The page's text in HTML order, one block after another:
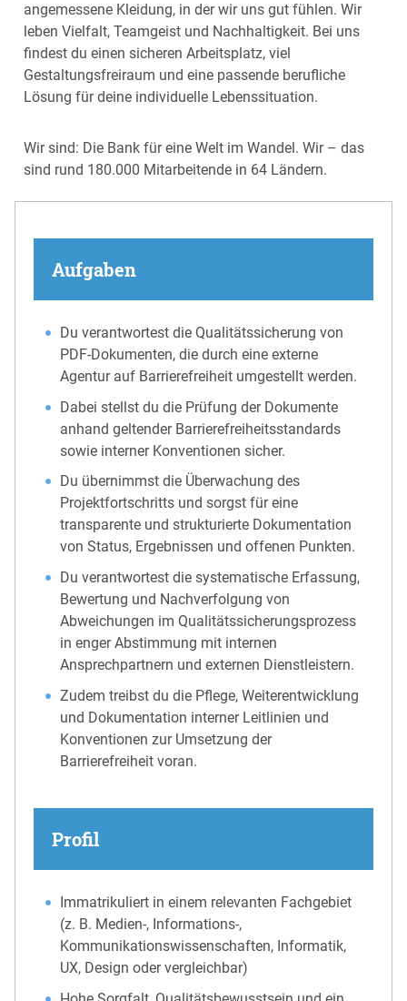
angemessene Kleidung, in der wir uns gut fühlen. Wir
leben Vielfalt, Teamgeist und Nachhaltigkeit. Bei uns
findest du einen sicheren Arbeitsplatz, viel
Gestaltungsfreiraum und eine passende berufliche
Lösung für deine individuelle Lebenssituation.
Wir sind: Die Bank für eine Welt im Wandel. Wir – das
sind rund 180.000 Mitarbeitende in 64 Ländern.
Aufgaben
Du verantwortest die Qualitätssicherung von
PDF-Dokumenten, die durch eine externe
Agentur auf Barrierefreiheit umgestellt werden.
Dabei stellst du die Prüfung der Dokumente
anhand geltender Barrierefreiheitsstandards
sowie interner Konventionen sicher.
Du übernimmst die Überwachung des
Projektfortschritts und sorgst für eine
transparente und strukturierte Dokumentation
von Status, Ergebnissen und offenen Punkten.
Du verantwortest die systematische Erfassung,
Bewertung und Nachverfolgung von
Abweichungen im Qualitätssicherungsprozess
in enger Abstimmung mit internen
Ansprechpartnern und externen Dienstleistern.
Zudem treibst du die Pflege, Weiterentwicklung
und Dokumentation interner Leitlinien und
Konventionen zur Umsetzung der
Barrierefreiheit voran.
Profil
Immatrikuliert in einem relevanten Fachgebiet
(z. B. Medien-, Informations-,
Kommunikationswissenschaften, Informatik,
UX, Design oder vergleichbar)